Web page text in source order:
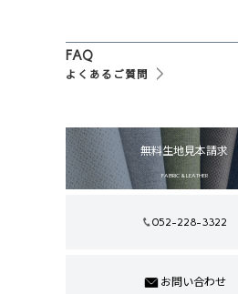
FAQ
よくあるご質問
無料生地見本請求
FABRIC & LEATHER
052-228-3322
お問い合わせ